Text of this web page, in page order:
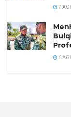
7
6